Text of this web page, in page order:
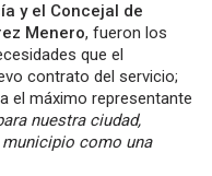
y el Concejal de
Menero, fueron los
que el
contrato del servicio;
el máximo representante
nuestra ciudad,
como una